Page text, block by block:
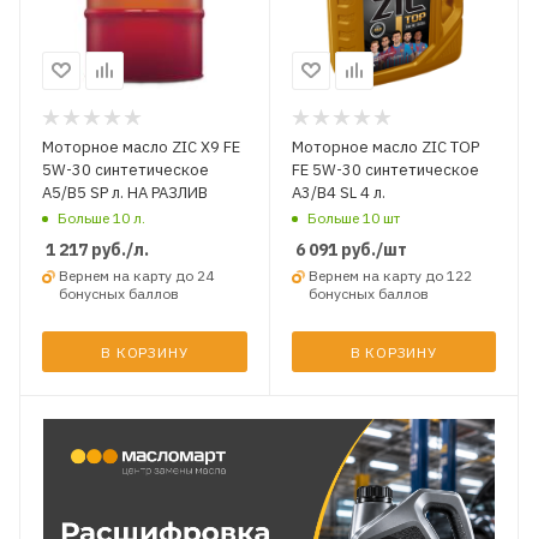
Моторное масло ZIC X9 FE
5W-30 синтетическое
A5/B5 SP л. НА РАЗЛИВ
Больше 10 л.
1 217 руб./л.
Вернем на карту до 24
бонусных баллов
В КОРЗИНУ
Моторное масло ZIC TOP
FE 5W-30 синтетическое
A3/B4 SL 4 л.
Больше 10 шт
6 091руб./шт
Вернем на карту до 122
бонусных баллов
В КОРЗИНУ